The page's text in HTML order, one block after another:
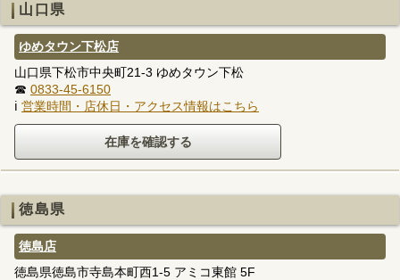
山口県
ゆめタウン下松店
山口県下松市中央町21-3 ゆめタウン下松
☎ 0833-45-6150
ℹ 営業時間・店休日・アクセス情報はこちら
徳島県
徳島店
徳島県徳島市寺島本町西1-5 アミコ東館 5F